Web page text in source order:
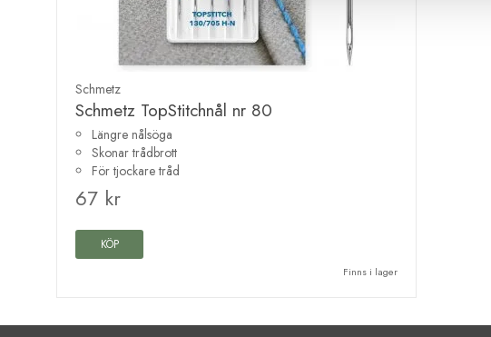
Schmetz
Schmetz TopStitchnål nr 80
Längre nålsöga
Skonar trådbrott
För tjockare tråd
67 kr
KÖP
Finns i lager